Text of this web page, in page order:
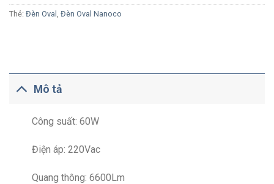
Thẻ: Đèn Oval Đèn Oval Nanoco
Mô tả
Công suất: 60W
Điện áp: 220Vac
Quang thông: 6600Lm